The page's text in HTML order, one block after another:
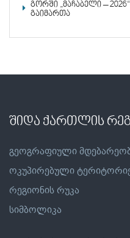
გორში „მაჩაბელი –
გაიმართა
შიდა ქართლის
გეოგრაფიული
ოკუპირებული
რეგიონის რუკა
სიმბოლიკა